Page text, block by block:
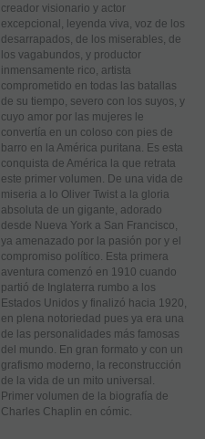
creador visionario y actor
excepcional, leyenda viva, voz de los
desarrapados, de los miserables, de
los vagabundos, y productor
inmensamente rico, artista
comprometido en todas las batallas
de su tiempo, severo con los suyos, y
cuyo amor por las mujeres le
convertía en un coloso con pies de
barro en la América puritana. Es esta
conquista de América la que retrata
este primer volumen. De una vida de
miseria a lo Oliver Twist a la gloria
absoluta de un gigante, adorado
desde Nueva York a San Francisco,
ya amenazado por la pasión por y el
compromiso político. Esta primera
aventura comenzó en 1910 cuando
partió de Inglaterra rumbo a los
Estados Unidos y finalizó hacia 1920,
en plena notoriedad pues ya era una
de las personalidades más famosas
del mundo. En gran formato y con un
grafismo moderno, la reconstrucción
de la vida de un mito universal.
Primer volumen de la biografía de
Charles Chaplin en cómic.